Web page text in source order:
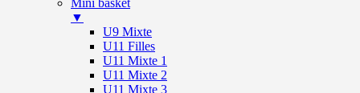
Mini basket
▼
U9 Mixte
U11 Filles
U11 Mixte 1
U11 Mixte 2
U11 Mixte 3